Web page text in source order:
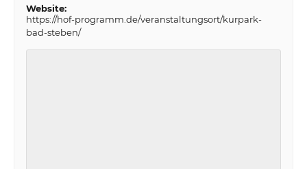
Website:
https://hof-programm.de/veranstaltungsort/kurpark-
bad-steben/